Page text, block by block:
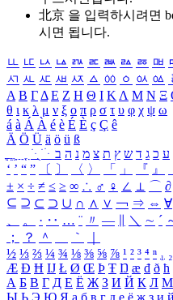
北京 을 입력하시려면
시면 됩니다.
ㅥ ㅦ ㅧ ㅨ ㅩ ㅪ ㅫ ㅬ ㅭ ㅮ
ㅺ ㅻ ㅼ ㅽ ㅾ ㅿ ㆀ ㆁ ㆂ ㆃ
Α Β ΓΔ Ε Ζ Η Θ Ι ΚΛ Μ Ν Ξ
θ ι κ λ μ ν ξ ο π ρ σ τ υ φ χ ψ ω
á à Á À é è É È ç Ç ê
Ä Ö Ü ä ö ü ß
ִֶֹ ֻּ ׁׂ ע כ ג ד ש ץ ת צ מ נ ה ב
‘ ’ “ ” 〔 〕 〈 〉 「 」 『 』
± × ÷ ≠ ≤ ≥ ∞ ∴ ♂ ♀ ∠ ⊥ ⌒ ∂
⊆ ⊇ ⊂ ⊃ ∪ ∩ ∧ ∨ ￢ ⇒ ⇔ ∀
、
。 · ‥ … ¨ 〃 ― ＼ ∼ ´
；
？ ＾ ｀
½ ⅓ ⅔ ¼ ¾ ⅛ ⅜ ⅝ ⅞ ¹ ² ³ ⁴ ⁿ ₁ ₂
Æ Ð Ħ Ĳ Ł Ø Œ Þ Ŧ Ŋ æ đ ð ħ
А Б В Г Д Е Ё Ж З И Й К Л М